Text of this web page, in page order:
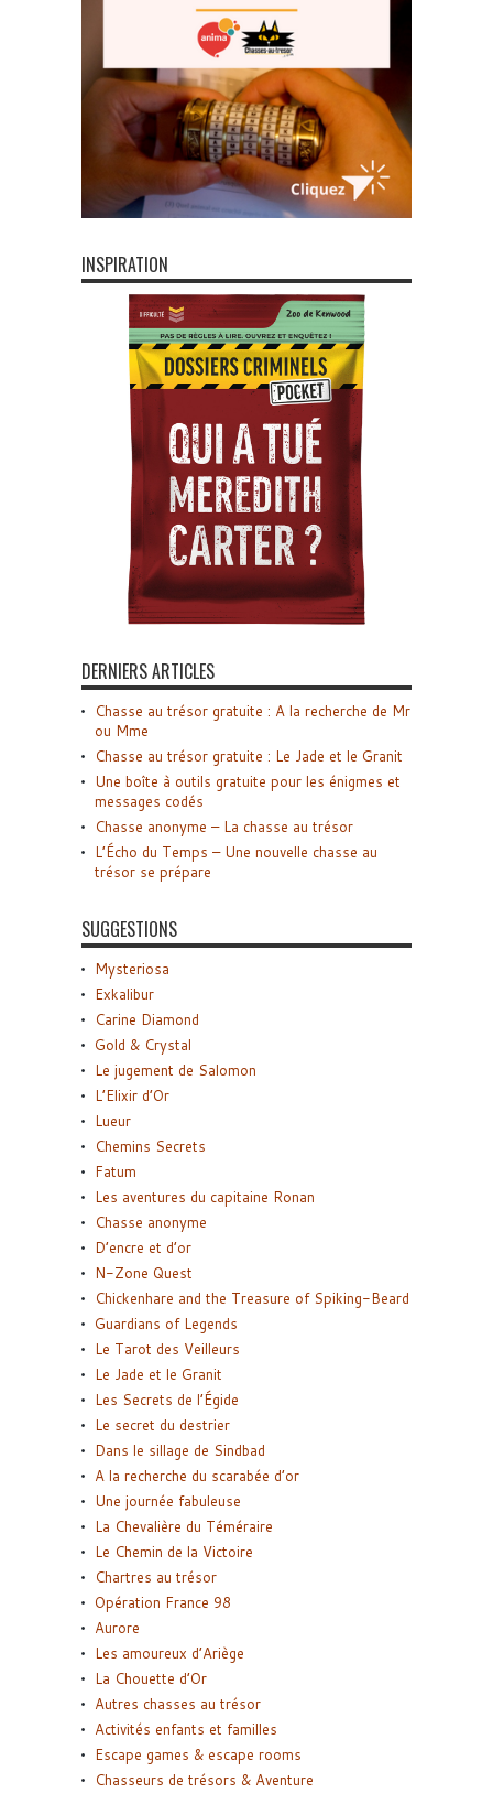
INSPIRATION
DERNIERS ARTICLES
Chasse au trésor gratuite : A la recherche de Mr
ou Mme
Chasse au trésor gratuite : Le Jade et le Granit
Une boîte à outils gratuite pour les énigmes et
messages codés
Chasse anonyme – La chasse au trésor
L’Écho du Temps – Une nouvelle chasse au
trésor se prépare
SUGGESTIONS
Mysteriosa
Exkalibur
Carine Diamond
Gold & Crystal
Le jugement de Salomon
L’Elixir d’Or
Lueur
Chemins Secrets
Fatum
Les aventures du capitaine Ronan
Chasse anonyme
D’encre et d’or
N-Zone Quest
Chickenhare and the Treasure of Spiking-Beard
Guardians of Legends
Le Tarot des Veilleurs
Le Jade et le Granit
Les Secrets de l’Égide
Le secret du destrier
Dans le sillage de Sindbad
A la recherche du scarabée d’or
Une journée fabuleuse
La Chevalière du Téméraire
Le Chemin de la Victoire
Chartres au trésor
Opération France 98
Aurore
Les amoureux d’Ariège
La Chouette d’Or
Autres chasses au trésor
Activités enfants et familles
Escape games & escape rooms
Chasseurs de trésors & Aventure